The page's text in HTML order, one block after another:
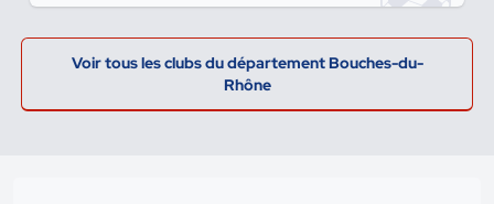
Voir tous les clubs du département Bouches-du-
Rhône